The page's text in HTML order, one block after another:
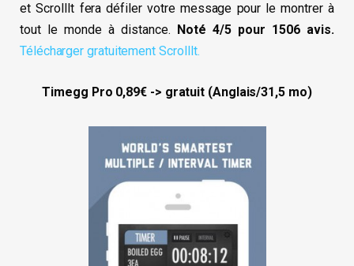
et ScrollIt fera défiler votre message pour le montrer à
tout le monde à distance.
Noté 4/5 pour 1506 avis.
Télécharger gratuitement ScrollIt.
Timegg Pro 0,89€ -> gratuit (Anglais/31,5 mo)